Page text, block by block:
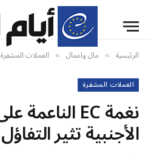
الرئيسية » مال واعمال » العملات المشفرة
العملات المشفرة
الأجنبية تثير التفاؤل